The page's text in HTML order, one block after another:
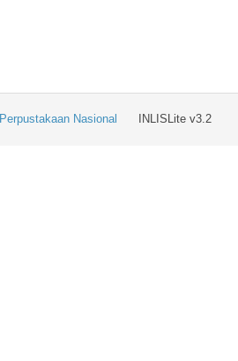
INLISLite v3.2
Perpustakaan Nasional